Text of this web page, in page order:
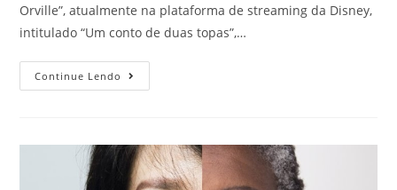
Orville”, atualmente na plataforma de streaming da Disney,
intitulado “Um conto de duas topas”,…
Continue Lendo